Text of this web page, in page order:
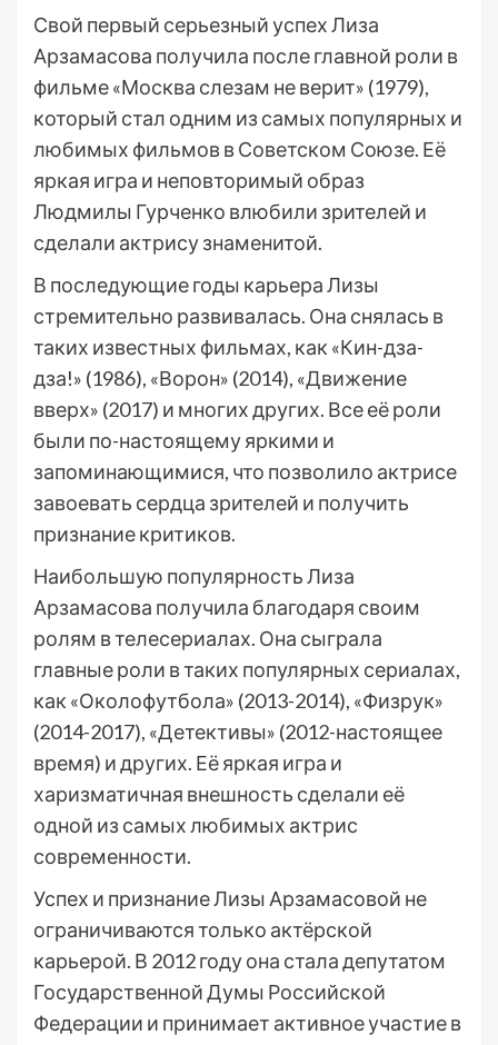
Свой первый серьезный успех Лиза
Арзамасова получила после главной роли в
фильме «Москва слезам не верит» (1979),
который стал одним из самых популярных и
любимых фильмов в Советском Союзе. Её
яркая игра и неповторимый образ
Людмилы Гурченко влюбили зрителей и
сделали актрису знаменитой.
В последующие годы карьера Лизы
стремительно развивалась. Она снялась в
таких известных фильмах, как «Кин-дза-
дза!» (1986), «Ворон» (2014), «Движение
вверх» (2017) и многих других. Все её роли
были по-настоящему яркими и
запоминающимися, что позволило актрисе
завоевать сердца зрителей и получить
признание критиков.
Наибольшую популярность Лиза
Арзамасова получила благодаря своим
ролям в телесериалах. Она сыграла
главные роли в таких популярных сериалах,
как «Околофутбола» (2013-2014), «Физрук»
(2014-2017), «Детективы» (2012-настоящее
время) и других. Её яркая игра и
харизматичная внешность сделали её
одной из самых любимых актрис
современности.
Успех и признание Лизы Арзамасовой не
ограничиваются только актёрской
карьерой. В 2012 году она стала депутатом
Государственной Думы Российской
Федерации и принимает активное участие в